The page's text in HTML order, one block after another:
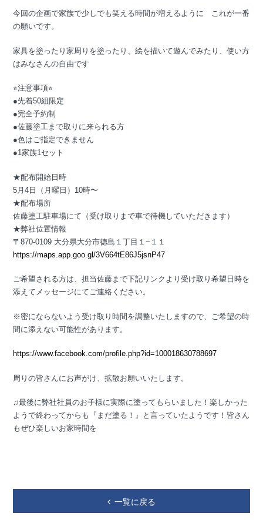
今回の企画で家族で少しでも笑える時間が増えるように これが一番
の願いです。
家具を塗ったり家周りを塗ったり、絵を描いて遊んでみたり、使い方
はみなさんの自由です
⭐︎注意事項⭐︎
●先着50組限定
●完全予約制
●佐藤塗工まで取りに来られる方
●色はご指定できません
●1家族1セット
★配布開始日時
5月4日（月曜日）10時〜
★配布場所
佐藤塗工駐車場にて（受け取りまで車で待機していただきます）
★弊社位置情報
〒870-0109 大分県大分市徳島１丁目１−１１
https://maps.app.goo.gl/3V664tE86J5jsnP47
ご希望される方は、担当佐藤まで下記リンクより受け取り希望日時を
添えてメッセージにてご連絡ください。
※密にならないよう受け取り時間を調整いたしますので、ご希望の時
間に添えない可能性があります。
https://www.facebook.com/profile.php?id=100018630788697
周りの皆さんにお声がけ、拡散お願いいたします。
♫最後に弊社社員のお子様に実際に塗ってもらいました！楽しかった
ようで終わってからも『まだ塗る！』と言っていたようです！皆さん
もぜひ楽しいお家時間を
一覧に戻る